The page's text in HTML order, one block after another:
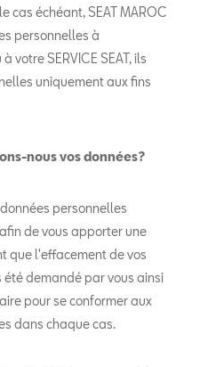
cas échéant, SEAT MAROC
personnelles à
votre SERVICE SEAT, ils
uniquement aux fins
nous vos données?
personnelles
de vous apporter une
que l'effacement de vos
demandé par vous ainsi
pour se conformer aux
dans chaque cas.